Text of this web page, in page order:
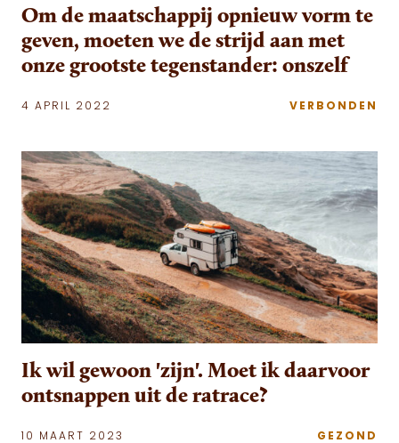
Om de maatschappij opnieuw vorm te
geven, moeten we de strijd aan met
onze grootste tegenstander: onszelf
4 APRIL 2022 VERBONDEN
Ik wil gewoon 'zijn'. Moet ik daarvoor
ontsnappen uit de ratrace?
10 MAART 2023 GEZOND